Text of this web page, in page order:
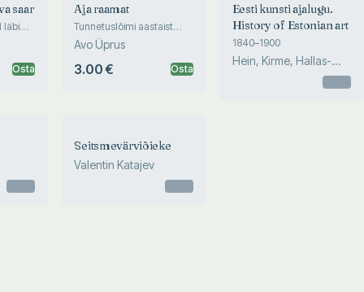
saar
läbi
1956-
Osta
Aja raamat
Tunnetuslõimi aastaist
1983-1985
Avo Üprus
3.00 € Osta
Eesti kunsti ajalugu.
History of Estonian art
1840–1900
Hein, Kirme, Hallas-
Murula, Keevallik...
Seitsmevärviõieke
Valentin Katajev